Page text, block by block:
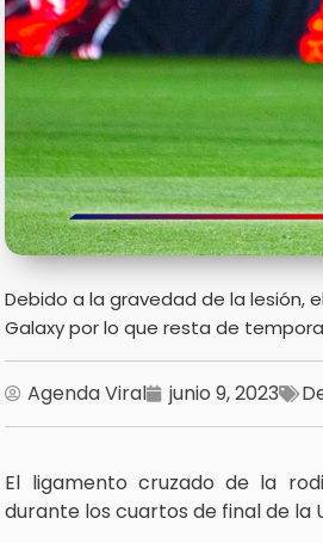
Debido a la gravedad de la lesión,
Galaxy por lo que resta de
Agenda Viral junio 9, 2023
El ligamento cruzado de la
durante los cuartos de final de la